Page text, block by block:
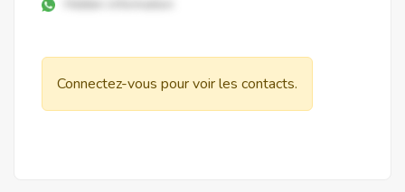
Connectez-vous pour voir les contacts.